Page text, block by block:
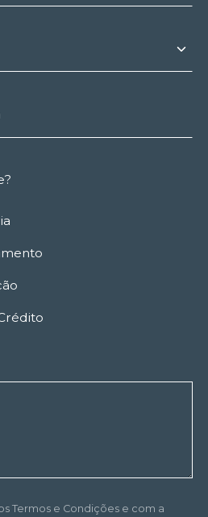
Termos e Condições e com a